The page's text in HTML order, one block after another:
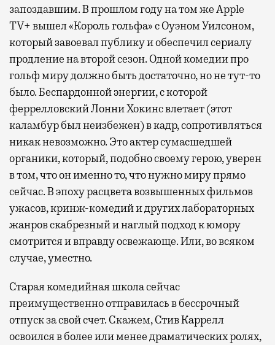
запоздавшим. В прошлом году на том же Apple
TV+ вышел «Король гольфа» с Оуэном Уилсоном,
который завоевал публику и обеспечил сериалу
продление на второй сезон. Одной комедии про
гольф миру должно быть достаточно, но не тут-то
было. Беспардонной энергии, с которой
феррелловский Лонни Хокинс влетает (этот
каламбур был неизбежен) в кадр, сопротивляться
никак невозможно. Это актер сумасшедшей
органики, который, подобно своему герою, уверен
в том, что он именно то, что нужно миру прямо
сейчас. В эпоху расцвета возвышенных фильмов
ужасов, кринж-комедий и других лабораторных
жанров скабрезный и наглый подход к юмору
смотрится и вправду освежающе. Или, во всяком
случае, уместно.
Старая комедийная школа сейчас
преимущественно отправилась в бессрочный
отпуск за свой счет. Скажем, Стив Каррелл
освоился в более или менее драматических ролях,